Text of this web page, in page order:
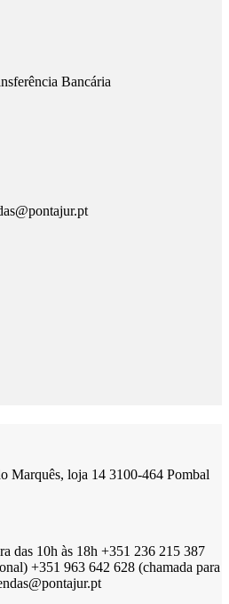
Bancária
Marquês, loja 14 3100-464 Pombal
das 10h às 18h +351 236 215 387
+351 963 642 628 (chamada para